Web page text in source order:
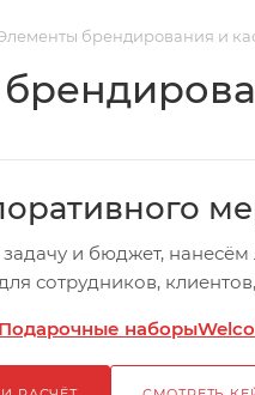
брендирования и
и бюджет,
сотрудников,
Подарочные наборы